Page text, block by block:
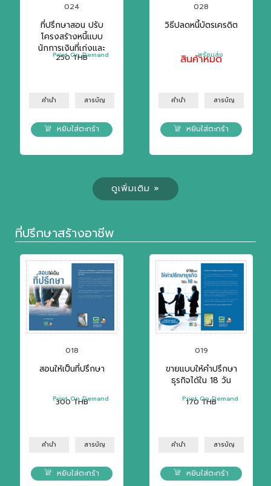
024
ที่ปรึกษาสอน ปรับ
โครงสร้างหนี้แบบ
นักการเงินที่เก่งและ
ทนายฉลาด
250 THB
Print On Demand
คำนำ สารบัญ
หยิบใส่ตะกร้า
028
วิธีปลดหนี้บัตรเครดิต
สินค้าหมด
พร้อมส่ง
คำนำ สารบัญ
หยิบใส่ตะกร้า
ดูเพิ่มเติม »
ที่ปรึกษาสร้างอาชีพ
018
สอนให้เป็นที่ปรึกษา
300 THB
Print On Demand
คำนำ สารบัญ
หยิบใส่ตะกร้า
019
ขายแบบให้คำปรึกษา
ธุรกิจได้ใน 18 วัน
170 THB
Print On Demand
คำนำ สารบัญ
หยิบใส่ตะกร้า